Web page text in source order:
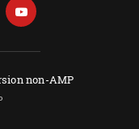
non-AMP